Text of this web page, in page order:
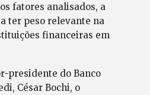
fatores analisados, a
ter peso relevante na
financeiras em
presidente do Banco
César Bochi, o